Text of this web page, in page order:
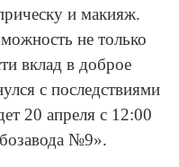
и макияж.
не только
вклад в доброе
с последствиями
20 апреля с 12:00
№9».